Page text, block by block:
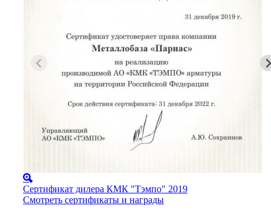
Сертификат дилера КМК "Тэмпо" 2019
Смотреть сертификаты и награды